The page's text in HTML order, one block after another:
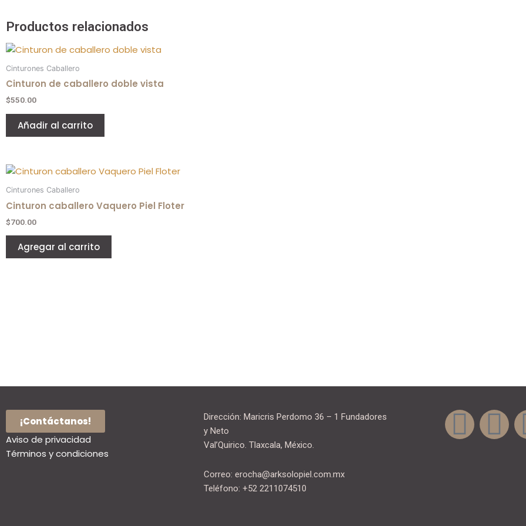
Productos relacionados
Cinturones Caballero
Cinturon de caballero doble vista
$550.00
Añadir al carrito
Cinturones Caballero
Cinturon caballero Vaquero Piel Floter
$700.00
Agregar al carrito
Este
múltiples
¡Contáctanos!
Aviso de privacidad
Términos y condiciones
Dirección: Maricris Perdomo 36 – 1 Fundadores
y Neto
Val’Quirico. Tlaxcala, México.
Correo: erocha@arksolopiel.com.mx
Teléfono: +52 2211074510
F
a
I
n